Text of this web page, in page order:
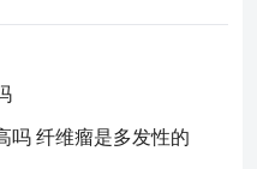
吗 纤维瘤是多发性的